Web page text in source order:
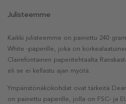
Julisteemme
Kaikki julisteemme on painettu 240
White -paperille, joka on
Clairefontainen paperitehtaalta
eli se ei kellastu ajan myötä.
Ympäristönäkökohdat ovat tärkeitä
on painettu paperille, jolla on FSC- ja